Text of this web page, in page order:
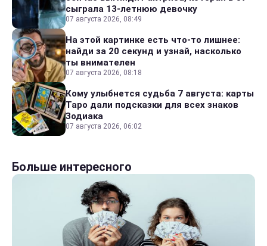
сыграла 13-летнюю девочку
07 августа 2026, 08:49
На этой картинке есть что-то лишнее:
найди за 20 секунд и узнай, насколько
ты внимателен
07 августа 2026, 08:18
Кому улыбнется судьба 7 августа: карты
Таро дали подсказки для всех знаков
Зодиака
07 августа 2026, 06:02
Больше интересного